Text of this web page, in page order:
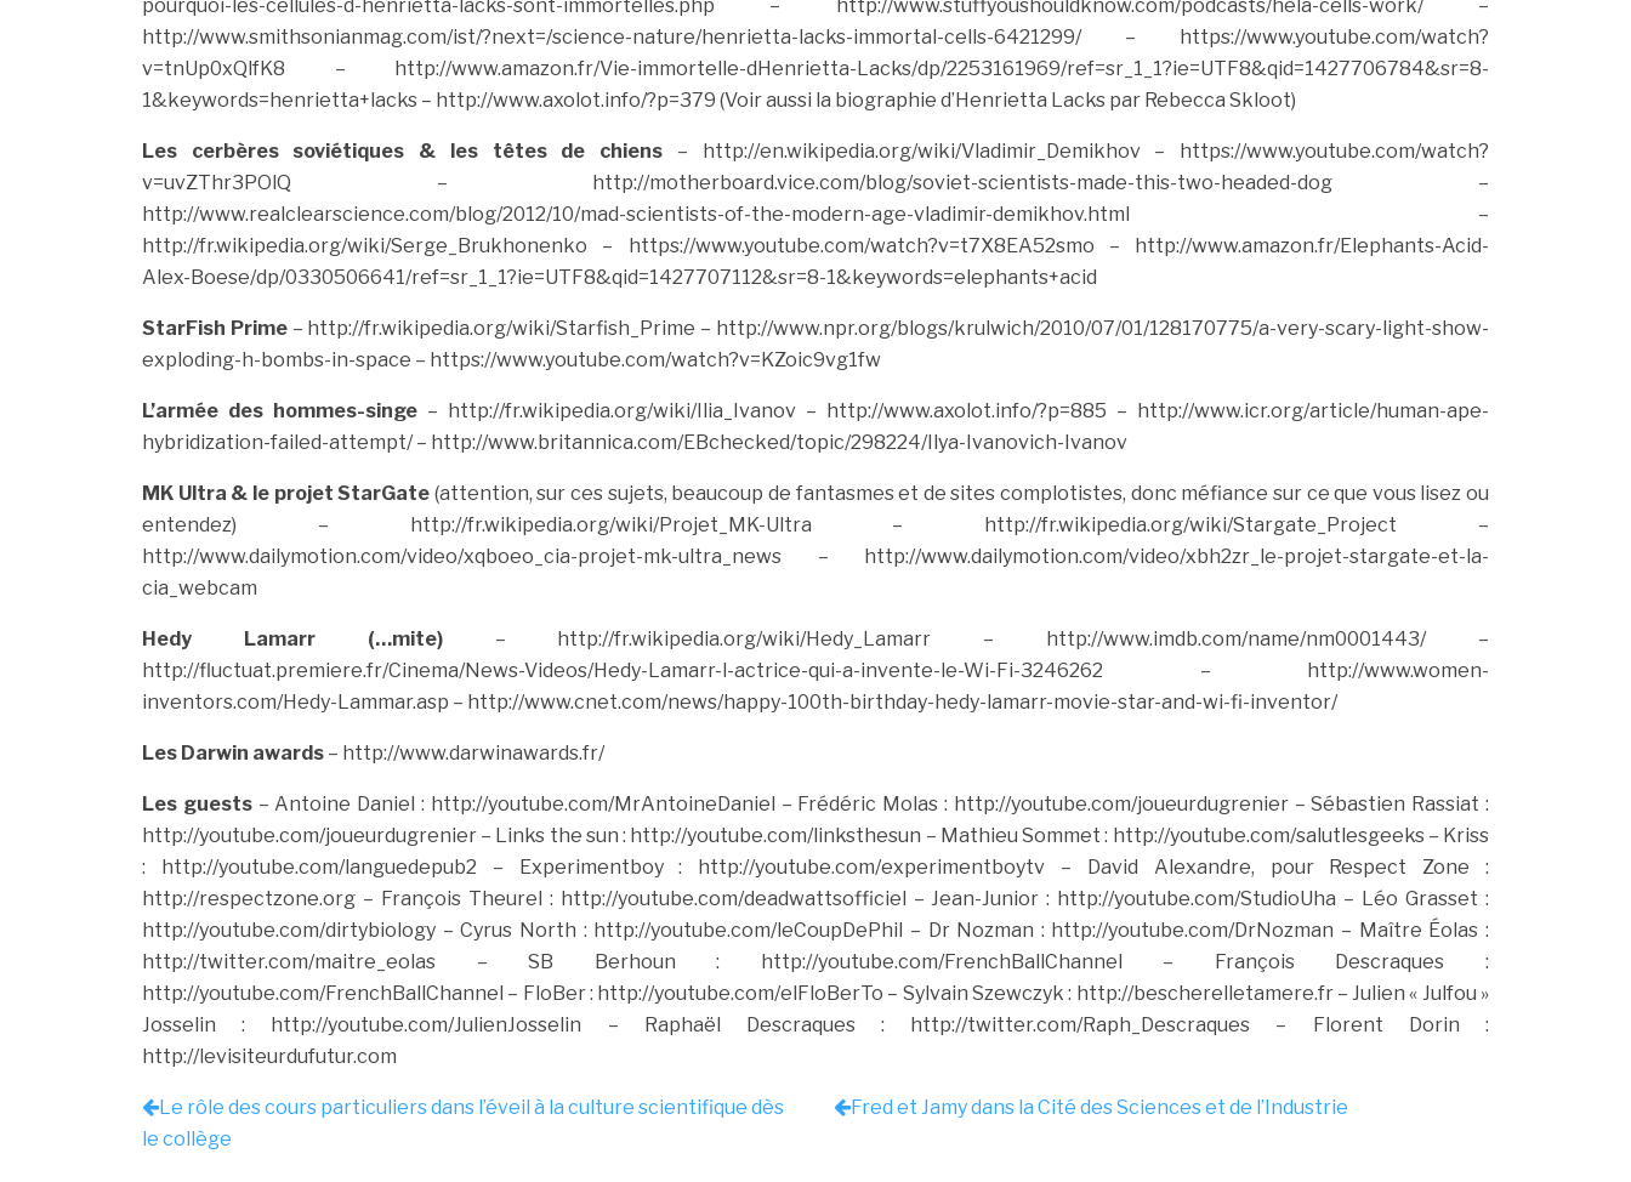
pourquoi-les-cellules-d-henrietta-lacks-sont-immortelles.php – http://www.stuffyoushouldknow.com/podcasts/hela-cells-work/–
http://www.smithsonianmag.com/ist/?next=/science-nature/henrietta-lacks-immortal-cells-6421299/– https://www.youtube.com/watch?
v=tnUp0xQlfK8 – http://www.amazon.fr/Vie-immortelle-dHenrietta-Lacks/dp/2253161969/ref=sr_1_1?ie=UTF8&qid=1427706784&sr=8-
1&keywords=henrietta+lacks – http://www.axolot.info/?p=379 (Voir aussi la biographie d’Henrietta Lacks par Rebecca Skloot)
Les cerbères soviétiques & les têtes de chiens – http://en.wikipedia.org/wiki/Vladimir_Demikhov– https://www.youtube.com/watch?
v=uvZThr3POlQ – http://motherboard.vice.com/blog/soviet-scientists-made-this-two-headed-dog –
http://www.realclearscience.com/blog/2012/10/mad-scientists-of-the-modern-age-vladimir-demikhov.html –
http://fr.wikipedia.org/wiki/Serge_Brukhonenko – https://www.youtube.com/watch?v=t7X8EA52smo – http://www.amazon.fr/Elephants-Acid-
Alex-Boese/dp/0330506641/ref=sr_1_1?ie=UTF8&qid=1427707112&sr=8-1&keywords=elephants+acid
StarFish Prime– http://fr.wikipedia.org/wiki/Starfish_Prime – http://www.npr.org/blogs/krulwich/2010/07/01/128170775/a-very-scary-light-show-
exploding-h-bombs-in-space – https://www.youtube.com/watch?v=KZoic9vg1fw
L’armée des hommes-singe – http://fr.wikipedia.org/wiki/Ilia_Ivanov – http://www.axolot.info/?p=885 – http://www.icr.org/article/human-ape-
hybridization-failed-attempt/– http://www.britannica.com/EBchecked/topic/298224/Ilya-Ivanovich-Ivanov
MK Ultra & le projet StarGate (attention, sur ces sujets, beaucoup de fantasmes et de sites complotistes, donc méfiance sur ce que vous lisez ou
entendez) – http://fr.wikipedia.org/wiki/Projet_MK-Ultra – http://fr.wikipedia.org/wiki/Stargate_Project –
http://www.dailymotion.com/video/xqboeo_cia-projet-mk-ultra_news – http://www.dailymotion.com/video/xbh2zr_le-projet-stargate-et-la-
cia_webcam
Hedy Lamarr (…mite)– http://fr.wikipedia.org/wiki/Hedy_Lamarr – http://www.imdb.com/name/nm0001443/–
http://fluctuat.premiere.fr/Cinema/News-Videos/Hedy-Lamarr-l-actrice-qui-a-invente-le-Wi-Fi-3246262 – http://www.women-
inventors.com/Hedy-Lammar.asp – http://www.cnet.com/news/happy-100th-birthday-hedy-lamarr-movie-star-and-wi-fi-inventor/
Les Darwin awards – http://www.darwinawards.fr/
Les guests– Antoine Daniel : http://youtube.com/MrAntoineDaniel – Frédéric Molas : http://youtube.com/joueurdugrenier– Sébastien Rassiat :
http://youtube.com/joueurdugrenier – Links the sun : http://youtube.com/linksthesun – Mathieu Sommet : http://youtube.com/salutlesgeeks– Kriss
: http://youtube.com/languedepub2 – Experimentboy : http://youtube.com/experimentboytv – David Alexandre, pour Respect Zone :
http://respectzone.org – François Theurel : http://youtube.com/deadwattsofficiel – Jean-Junior : http://youtube.com/StudioUha – Léo Grasset :
http://youtube.com/dirtybiology – Cyrus North : http://youtube.com/leCoupDePhil – Dr Nozman : http://youtube.com/DrNozman – Maître Éolas :
http://twitter.com/maitre_eolas – SB Berhoun : http://youtube.com/FrenchBallChannel – François Descraques :
http://youtube.com/FrenchBallChannel – FloBer : http://youtube.com/elFloBerTo – Sylvain Szewczyk : http://bescherelletamere.fr– Julien « Julfou »
Josselin : http://youtube.com/JulienJosselin – Raphaël Descraques : http://twitter.com/Raph_Descraques – Florent Dorin :
http://levisiteurdufutur.com
Le rôle des cours particuliers dans l’éveil à la culture scientifique dès
le collège
Fred et Jamy dans la Cité des Sciences et de l’Industrie